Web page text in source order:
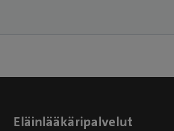
Eläinlääkäripalvelut